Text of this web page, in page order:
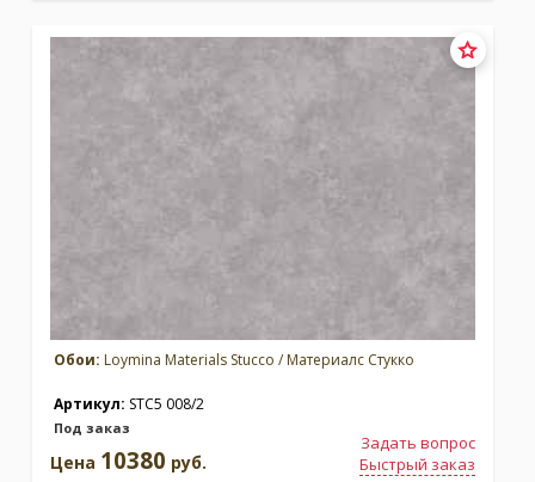
Обои: Loymina Materials Stucco / Материалс Стукко
Артикул: STC5 008/2
Под заказ
Задать вопрос
Быстрый заказ
Цена 10380 руб.